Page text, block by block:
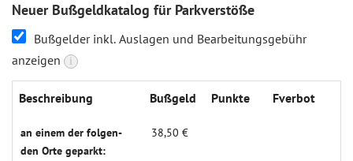
Neuer Bußgeldkatalog für Parkverstöße
Bußgelder inkl. Auslagen und Bearbeitungsgebühr
anzeigen
i
Beschreibung Buß­geld Punk­te Fverbot
an einem der folgen­
den Orte geparkt:
38,50 €